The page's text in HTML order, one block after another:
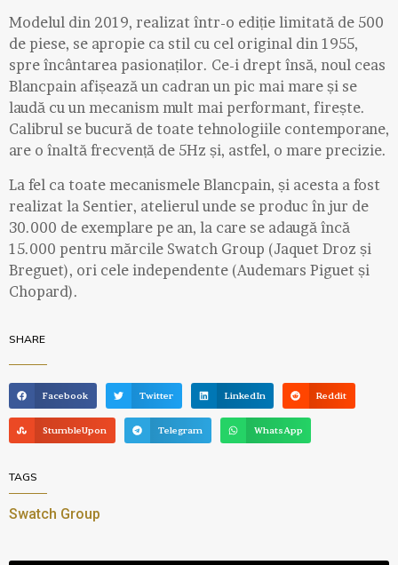
Modelul din 2019, realizat într-o ediție limitată de 500
de piese, se apropie ca stil cu cel original din 1955,
spre încântarea pasionaților. Ce-i drept însă, noul ceas
Blancpain afișează un cadran un pic mai mare și se
laudă cu un mecanism mult mai performant, firește.
Calibrul se bucură de toate tehnologiile contemporane,
are o înaltă frecvență de 5Hz și, astfel, o mare precizie.
La fel ca toate mecanismele Blancpain, și acesta a fost
realizat la Sentier, atelierul unde se produc în jur de
30.000 de exemplare pe an, la care se adaugă încă
15.000 pentru mărcile Swatch Group (Jaquet Droz și
Breguet), ori cele independente (Audemars Piguet și
Chopard).
SHARE
Facebook Twitter LinkedIn Reddit
StumbleUpon Telegram WhatsApp
TAGS
Swatch Group